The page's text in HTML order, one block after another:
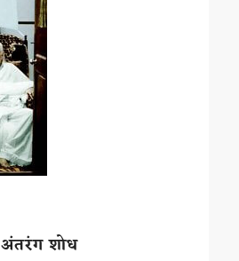
अंतरंग शोध